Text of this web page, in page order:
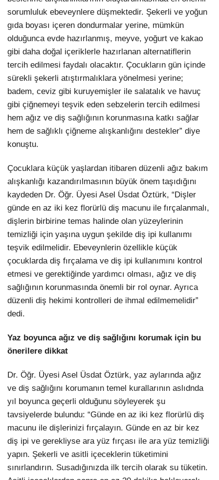
sorumluluk ebeveynlere düşmektedir. Şekerli ve yoğun
gıda boyası içeren dondurmalar yerine, mümkün
olduğunca evde hazırlanmış, meyve, yoğurt ve kakao
gibi daha doğal içeriklerle hazırlanan alternatiflerin
tercih edilmesi faydalı olacaktır. Çocukların gün içinde
sürekli şekerli atıştırmalıklara yönelmesi yerine;
badem, ceviz gibi kuruyemişler ile salatalık ve havuç
gibi çiğnemeyi teşvik eden sebzelerin tercih edilmesi
hem ağız ve diş sağlığının korunmasına katkı sağlar
hem de sağlıklı çiğneme alışkanlığını destekler” diye
konuştu.
Çocuklara küçük yaşlardan itibaren düzenli ağız bakım
alışkanlığı kazandırılmasının büyük önem taşıdığını
kaydeden Dr. Öğr. Üyesi Asel Üsdat Öztürk, “Dişler
günde en az iki kez florürlü diş macunu ile fırçalanmalı,
dişlerin birbirine temas halinde olan yüzeylerinin
temizliği için yaşına uygun şekilde diş ipi kullanımı
teşvik edilmelidir. Ebeveynlerin özellikle küçük
çocuklarda diş fırçalama ve diş ipi kullanımını kontrol
etmesi ve gerektiğinde yardımcı olması, ağız ve diş
sağlığının korunmasında önemli bir rol oynar. Ayrıca
düzenli diş hekimi kontrolleri de ihmal edilmemelidir”
dedi.
Yaz boyunca ağız ve diş sağlığını korumak için bu
önerilere dikkat
Dr. Öğr. Üyesi Asel Üsdat Öztürk, yaz aylarında ağız
ve diş sağlığını korumanın temel kurallarının aslıdnda
yıl boyunca geçerli olduğunu söyleyerek şu
tavsiyelerde bulundu: “Günde en az iki kez florürlü diş
macunu ile dişlerinizi fırçalayın. Günde en az bir kez
diş ipi ve gerekliyse ara yüz fırçası ile ara yüz temizliği
yapın. Şekerli ve asitli içeceklerin tüketimini
sınırlandırın. Susadığınızda ilk tercih olarak su tüketin.